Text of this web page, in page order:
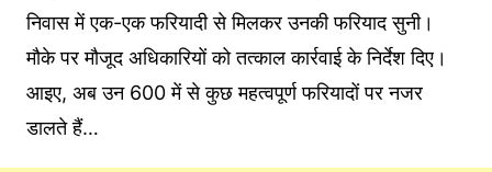
निवास में एक-एक फरियादी से मिलकर उनकी फरियाद सुनी।
मौके पर मौजूद अधिकारियों को तत्काल कार्रवाई के निर्देश दिए।
आइए, अब उन 600 में से कुछ महत्वपूर्ण फरियादों पर नजर
डालते हैं…